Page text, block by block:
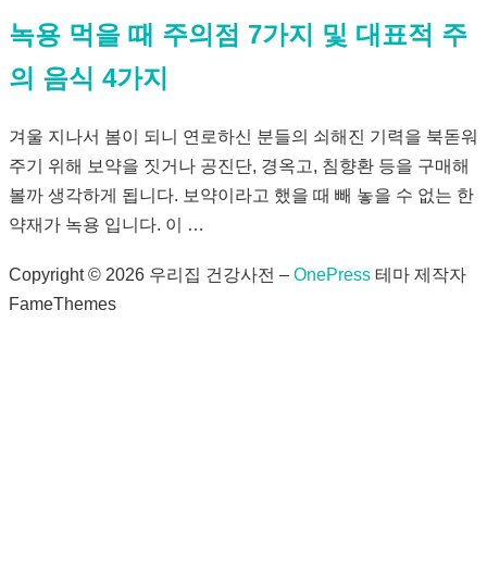
녹용 먹을 때 주의점 7가지 및 대표적 주
의 음식 4가지
겨울 지나서 봄이 되니 연로하신 분들의 쇠해진 기력을 북돋워
주기 위해 보약을 짓거나 공진단, 경옥고, 침향환 등을 구매해
볼까 생각하게 됩니다. 보약이라고 했을 때 빼 놓을 수 없는 한
약재가 녹용 입니다. 이 …
Copyright © 2026 우리집 건강사전 – OnePress 테마 제작자
FameThemes